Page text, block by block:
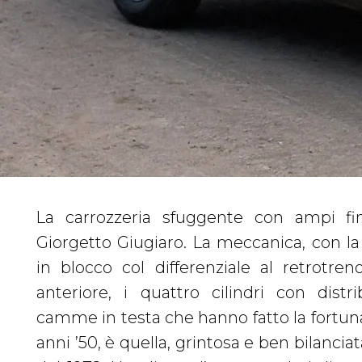
La carrozzeria sfuggente con ampi
Giorgetto Giugiaro. La meccanica, con
in blocco col differenziale al
anteriore, i quattro cilindri con
camme in testa che hanno fatto la
anni ’50, è quella, grintosa e ben
distinguono l’Alfa Romeo Alfetta GT,
testimone della Giulia GT ed esce di
dopo. Prodotta in tre serie (dal 1980
Busso, la GTV6) e oltre 142.000
GT è stata l’ultima coupé a quattro
posteriore della casa e per questo